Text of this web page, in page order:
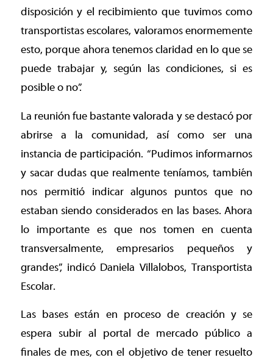
disposición y el recibimiento que tuvimos como
transportistas escolares, valoramos enormemente
esto, porque ahora tenemos claridad en lo que se
puede trabajar y, según las condiciones, si es
posible o no”.
La reunión fue bastante valorada y se destacó por
abrirse a la comunidad, así como ser una
instancia de participación. “Pudimos informarnos
y sacar dudas que realmente teníamos, también
nos permitió indicar algunos puntos que no
estaban siendo considerados en las bases. Ahora
lo importante es que nos tomen en cuenta
transversalmente, empresarios pequeños y
grandes”, indicó Daniela Villalobos, Transportista
Escolar.
Las bases están en proceso de creación y se
espera subir al portal de mercado público a
finales de mes, con el objetivo de tener resuelto